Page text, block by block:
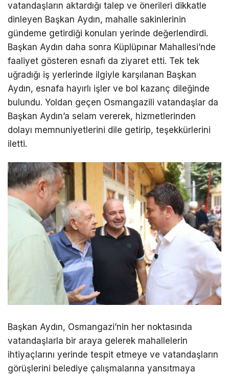
vatandaşların aktardığı talep ve önerileri dikkatle
dinleyen Başkan Aydın, mahalle sakinlerinin
gündeme getirdiği konuları yerinde değerlendirdi.
Başkan Aydın daha sonra Küplüpınar Mahallesi’nde
faaliyet gösteren esnafı da ziyaret etti. Tek tek
uğradığı iş yerlerinde ilgiyle karşılanan Başkan
Aydın, esnafa hayırlı işler ve bol kazanç dileğinde
bulundu. Yoldan geçen Osmangazili vatandaşlar da
Başkan Aydın’a selam vererek, hizmetlerinden
dolayı memnuniyetlerini dile getirip, teşekkürlerini
iletti.
Başkan Aydın, Osmangazi’nin her noktasında
vatandaşlarla bir araya gelerek mahallelerin
ihtiyaçlarını yerinde tespit etmeye ve vatandaşların
görüşlerini belediye çalışmalarına yansıtmaya